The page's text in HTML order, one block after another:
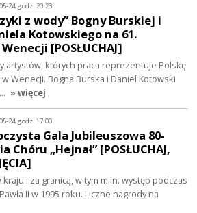
24, godz. 20:23
z wody” Bogny Burskiej i
Kotowskiego na 61.
[POSŁUCHAJ]
artystów, których praca reprezentuje Polskę
Wenecji. Bogna Burska i Daniel Kotowski
» więcej
24, godz. 17:00
Gala Jubileuszowa 80-
Chóru „Hejnał” [POSŁUCHAJ,
i za granicą, w tym m.in. występ podczas
II w 1995 roku. Liczne nagrody na